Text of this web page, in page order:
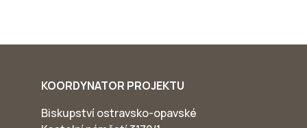
KOORDYNATOR PROJEKTU
Biskupství ostravsko-opavské